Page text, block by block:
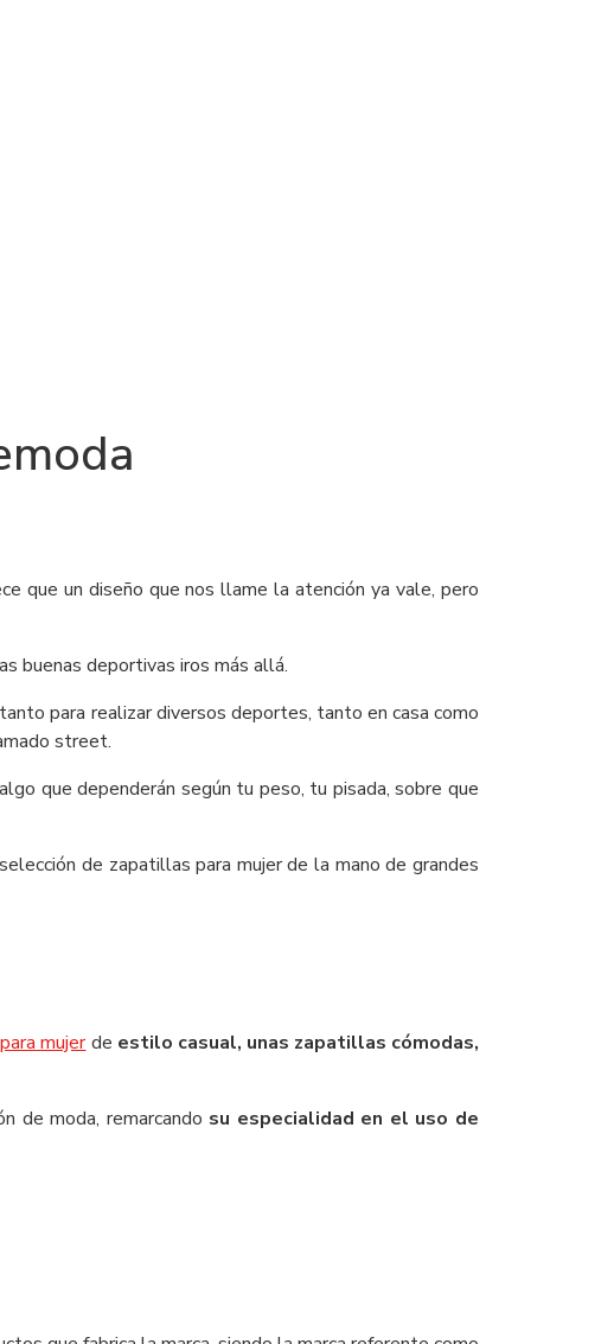
que un diseño que nos llame la atención ya vale, pero
buenas deportivas iros más allá.
para realizar diversos deportes, tanto en casa como
street.
que dependerán según tu peso, tu pisada, sobre que
de zapatillas para mujer de la mano de grandes
mujerde estilo casual, unas zapatillas cómodas,
de moda, remarcando su especialidad en el uso de